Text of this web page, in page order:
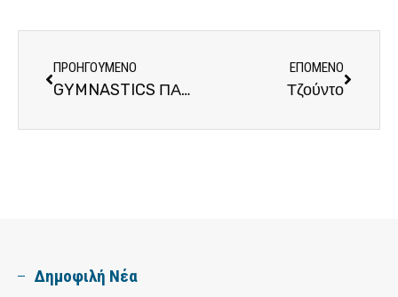
ΠΡΟΗΓΟΎΜΕΝΟ
GYMNASTICS ΠΑΝΕΛΛΗΝΙΟΣ
ΕΠΌΜΕΝΟ
Τζούντο
Δημοφιλή Νέα